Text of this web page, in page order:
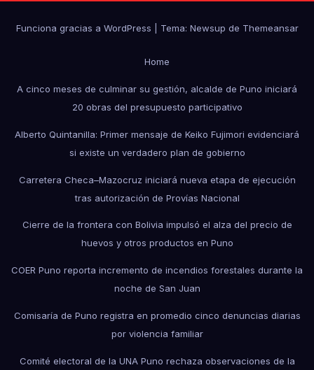
Funciona gracias a WordPress Tema: Newsup de Themeansar
Home
A cinco meses de culminar su gestión, alcalde de Puno iniciará
20 obras del presupuesto participativo
Alberto Quintanilla: Primer mensaje de Keiko Fujimori evidenciará
si existe un verdadero plan de gobierno
Carretera Checa–Mazocruz iniciará nueva etapa de ejecución
tras autorización de Provías Nacional
Cierre de la frontera con Bolivia impulsó el alza del precio de
huevos y otros productos en Puno
COER Puno reporta incremento de incendios forestales durante la
noche de San Juan
Comisaría de Puno registra en promedio cinco denuncias diarias
por violencia familiar
Comité electoral de la UNA Puno rechaza observaciones de la